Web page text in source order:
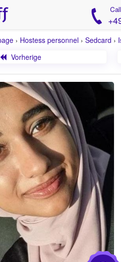
› Hostess personnel › Sedcard ›
Vorherige